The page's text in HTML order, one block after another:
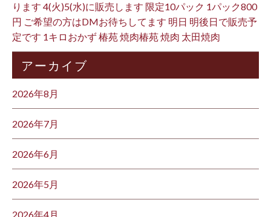
ります 4(火)5(水)に販売します 限定10パック 1パック800
円 ご希望の方はDMお待ちしてます 明日 明後日で販売予
定です 1キロおかず 椿苑 焼肉椿苑 焼肉 太田焼肉
アーカイブ
2026年8月
2026年7月
2026年6月
2026年5月
2026年4月